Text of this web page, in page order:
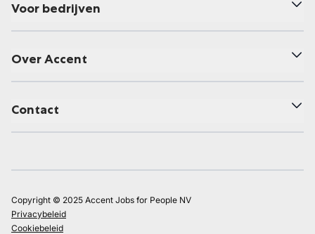
Voor bedrijven
Over Accent
Contact
Copyright © 2025 Accent Jobs for People NV
Privacybeleid
Cookiebeleid